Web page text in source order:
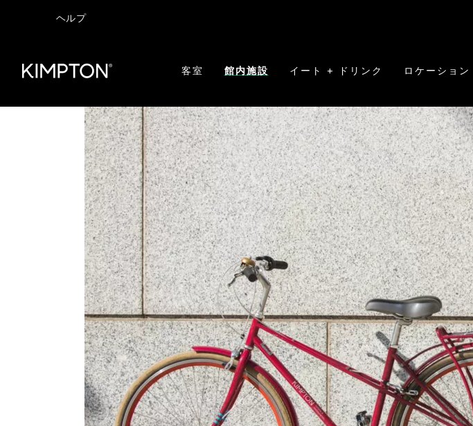
ヘルプ
客室 館内施設 イート + ドリンク ロケーション